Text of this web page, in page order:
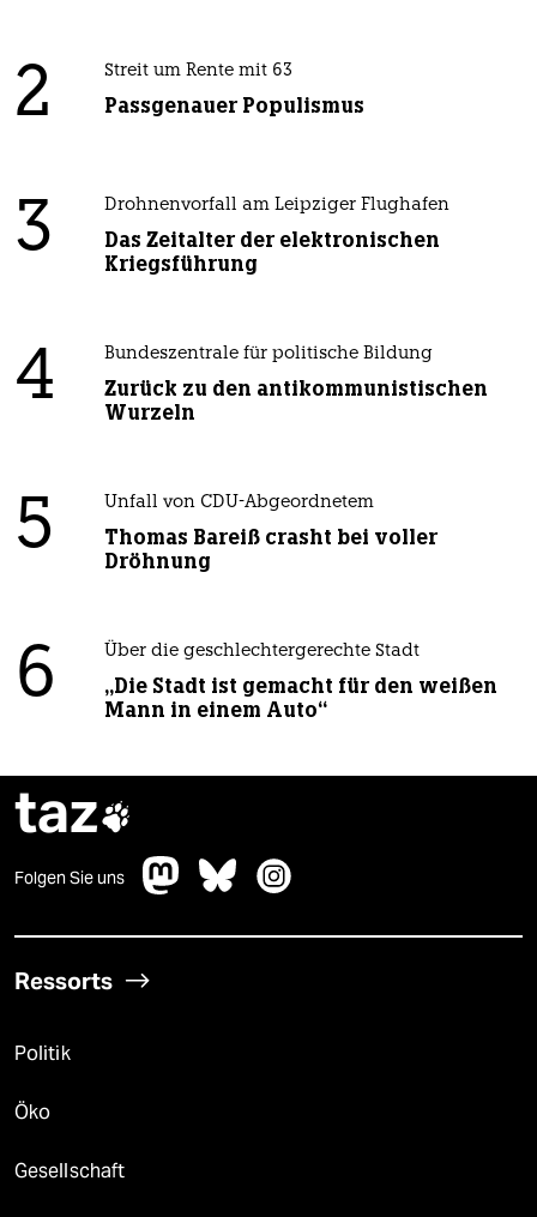
2 Streit um Rente mit 63
Passgenauer Populismus
3 Drohnenvorfall am Leipziger Flughafen
Das Zeitalter der elektronischen
Kriegsführung
4 Bundeszentrale für politische Bildung
Zurück zu den antikommunistischen
Wurzeln
5 Unfall von CDU-Abgeordnetem
Thomas Bareiß crasht bei voller
Dröhnung
6 Über die geschlechtergerechte Stadt
„Die Stadt ist gemacht für den weißen
Mann in einem Auto“
taz
Folgen Sie uns
Ressorts
Politik
Öko
Gesellschaft